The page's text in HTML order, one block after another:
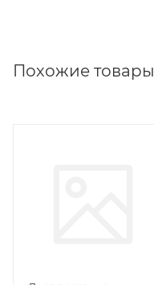
Похожие товары